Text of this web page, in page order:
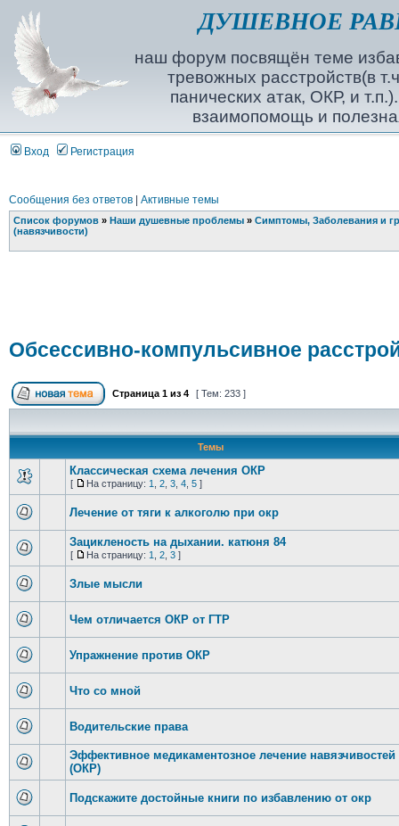
ДУШЕВНОЕ
наш форум посвящён теме
тревожных расстройств(в
панических атак, ОКР, и
взаимопомощь и
Вход Регистрация
Сообщения без ответов| Активные темы
Список форумов» Наши душевные проблемы» Симптомы, Заболевания и
(навязчивости)
Обсессивно-компульсивное
Страница 1из 4 [ Тем: 233 ]
Темы
Классическая схема лечения ОКР
[ На страницу: 1 2, 3, 4, 5]
Лечение от тяги к алкоголю при окр
Зацикленость на дыхании. катюня 84
[ На страницу: 1 2, 3]
Злые мысли
Чем отличается ОКР от ГТР
Упражнение против ОКР
Что со мной
Водительские права
Эффективное медикаментозное лечение навязчивостей
(ОКР)
Подскажите достойные книги по избавлению от окр